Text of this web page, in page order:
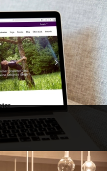
Gastronomie |
& Trinken
& Corporate-